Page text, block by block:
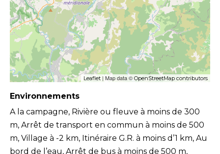
Leaflet | Map data © OpenStreetMap contributors
Environnements
A la campagne, Rivière ou fleuve à moins de 300
m, Arrêt de transport en commun à moins de 500
m, Village à -2 km, Itinéraire G.R. à moins d’1 km, Au
bord de l’eau, Arrêt de bus à moins de 500 m,